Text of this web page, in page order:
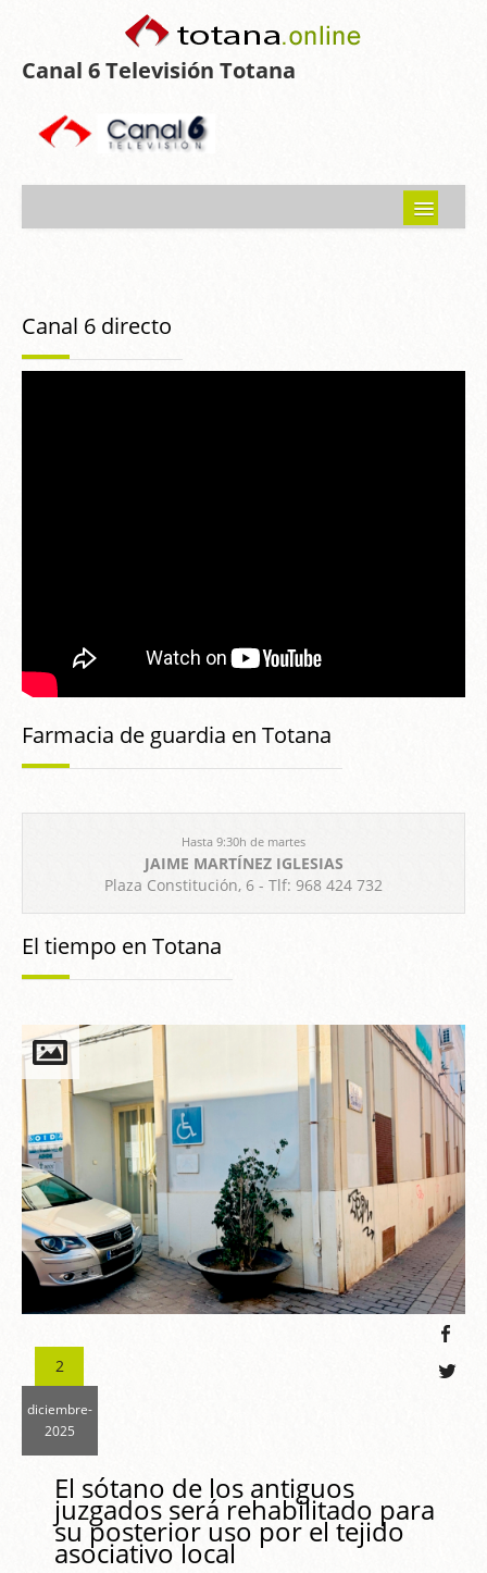
Canal 6 Televisión Totana
Programas emitidos
2
diciembre-
2025
El sótano de los antiguos
juzgados será rehabilitado para
su posterior uso por el tejido
asociativo local
Canal 6 directo
Farmacia de guardia en Totana
Hasta 9:30h de martes
JAIME MARTÍNEZ IGLESIAS
Plaza Constitución, 6 - Tlf: 968 424 732
El tiempo en Totana